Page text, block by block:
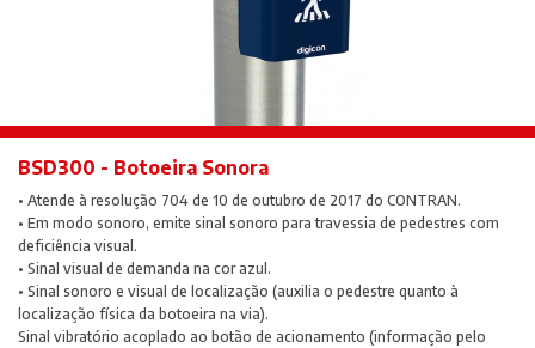
BSD300 - Botoeira Sonora
• Atende à resolução 704 de 10 de outubro de 2017 do CONTRAN.
• Em modo sonoro, emite sinal sonoro para travessia de pedestres com
deficiência visual.
• Sinal visual de demanda na cor azul.
• Sinal sonoro e visual de localização (auxilia o pedestre quanto à
localização física da botoeira na via).
Sinal vibratório acoplado ao botão de acionamento (informação pelo